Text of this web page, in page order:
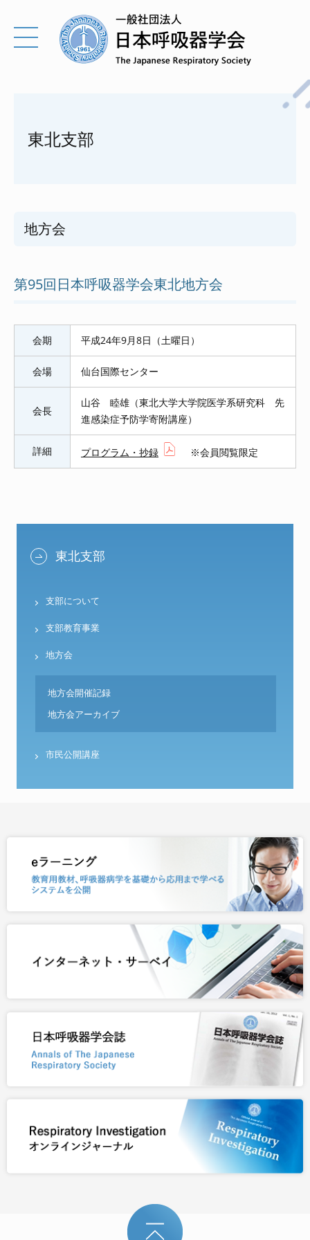
東北支部
地方会
第95回日本呼吸器学会東北地方会
会期 平成24年9月8日（土曜日）
会場 仙台国際センター
会長
山谷 睦雄（東北大学大学院医学系研究科 先
進感染症予防学寄附講座）
詳細 プログラム・抄録 ※会員閲覧限定
東北支部
支部について
支部教育事業
地方会
地方会開催記録
地方会アーカイブ
市民公開講座